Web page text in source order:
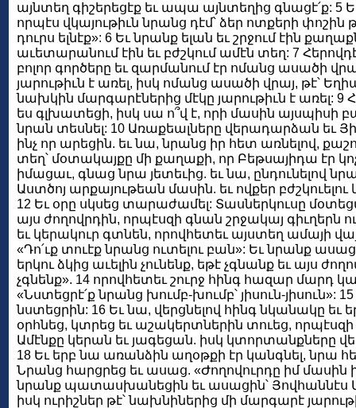
այնտեղ գիշերեցէք եւ ապա այնտեղից գնացէ՛ք: 5
որպէս վկայութիւն նրանց դէմ՝ ձեր ոտքերի
դուրս ելնէք»: 6 Եւ նրանք ելան եւ շրջում էին
աւետարանում էին եւ բժշկում ամէն տեղ: 7
բոլոր գործերը եւ զարմանում էր ոմանց ասածի
յարութիւն է առել, իսկ ոմանց ասածի վրայ, թէ՝
նախկին մարգարէներից մէկը յարութիւն է առել: 9
ես գլխատեցի, իսկ սա ո՞վ է, որի մասին այսպիսի
նրան տեսնել: 10 Առաքեալները վերադարձան եւ
ինչ որ արեցին. եւ նա, նրանց իր հետ առնելով,
տեղ՝ մօտակայքը մի քաղաքի, որ Բեթսայիդա էր
իմացաւ, գնաց նրա յետեւից. եւ նա, ընդունելով
Աստծոյ արքայութեան մասին. եւ ովքեր բժշկուելու
12 Եւ օրը սկսեց տարաժամել: Տասներկուսը
այս ժողովրդին, որպէսզի գնան շրջակայ
եւ կերակուր գտնեն, որովհետեւ այստեղ ամայի
«Դո՛ւք տուէք նրանց ուտելու բան»: Եւ նրանք
երկու ձկից աւելին չունենք, եթէ չգնանք եւ այս
չգնենք». 14 որովհետեւ շուրջ հինգ հազար
«Նստեցրէ՛ք նրանց խումբ-խումբ՝ յիսուն-յիսուն»:
նստեցրին: 16 Եւ նա, վերցնելով հինգ նկանակը եւ
օրհնեց, կտրեց եւ աշակերտներին տուեց,
Ամէնքը կերան եւ յագեցան. իսկ կտորտանքները
18 Եւ երբ նա առանձին աղօթքի էր կանգնել, նրա
Նրանց հարցրեց եւ ասաց. «Ժողովուրդը իմ մասին
նրանք պատասխանեցին եւ ասացին՝ Յովհաննէս
իսկ ուրիշներ թէ՝ նախնիներից մի մարգարէ